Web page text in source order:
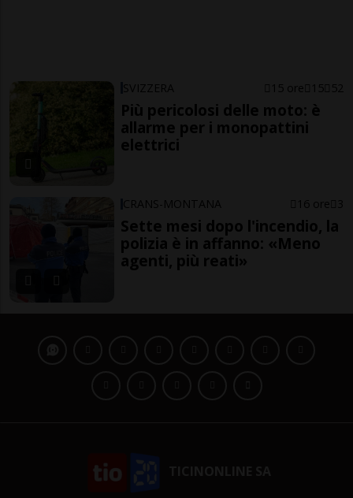
SVIZZERA 15 ore 15 52
Più pericolosi delle moto: è
allarme per i monopattini
elettrici
CRANS-MONTANA 16 ore 3
Sette mesi dopo l'incendio, la
polizia è in affanno: «Meno
agenti, più reati»